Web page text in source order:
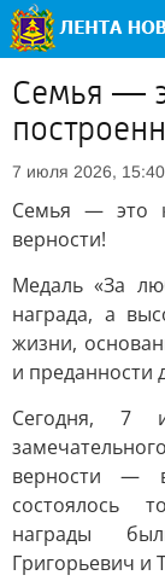
Семья —
7 июля 2026, 15:40
Семья — это
верности!
Медаль «За
награда, а
жизни,
и преданности
Сегодня, 7
верности —
состоялось
награды
Григорьевич и